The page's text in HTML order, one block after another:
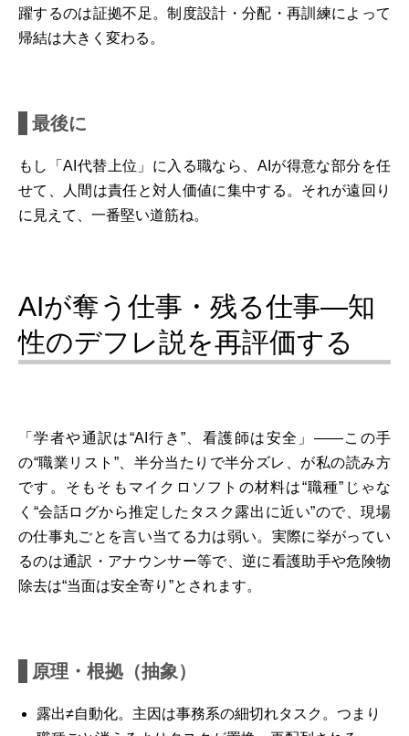
躍するのは証拠不足。制度設計・分配・再訓練によって
帰結は大きく変わる。
最後に
もし「AI代替上位」に入る職なら、AIが得意な部分を任
せて、人間は責任と対人価値に集中する。それが遠回り
に見えて、一番堅い道筋ね。
AIが奪う仕事・残る仕事―知
性のデフレ説を再評価する
「学者や通訳は“AI行き”、看護師は安全」――この手
の“職業リスト”、半分当たりで半分ズレ、が私の読み方
です。そもそもマイクロソフトの材料は“職種”じゃな
く“会話ログから推定したタスク露出に近い”ので、現場
の仕事丸ごとを言い当てる力は弱い。実際に挙がってい
るのは通訳・アナウンサー等で、逆に看護助手や危険物
除去は“当面は安全寄り”とされます。
原理・根拠（抽象）
露出≠自動化。主因は事務系の細切れタスク。つまり